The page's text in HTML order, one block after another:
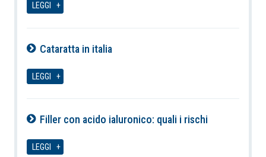
LEGGI
Cataratta in italia
LEGGI
Filler con acido ialuronico: quali i rischi
LEGGI